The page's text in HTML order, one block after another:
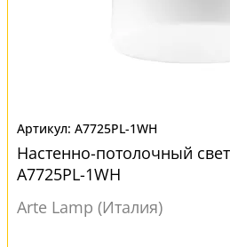
A7725PL-1WH
Настенно-потолочный
A7725PL-1WH
Arte Lamp (Италия)